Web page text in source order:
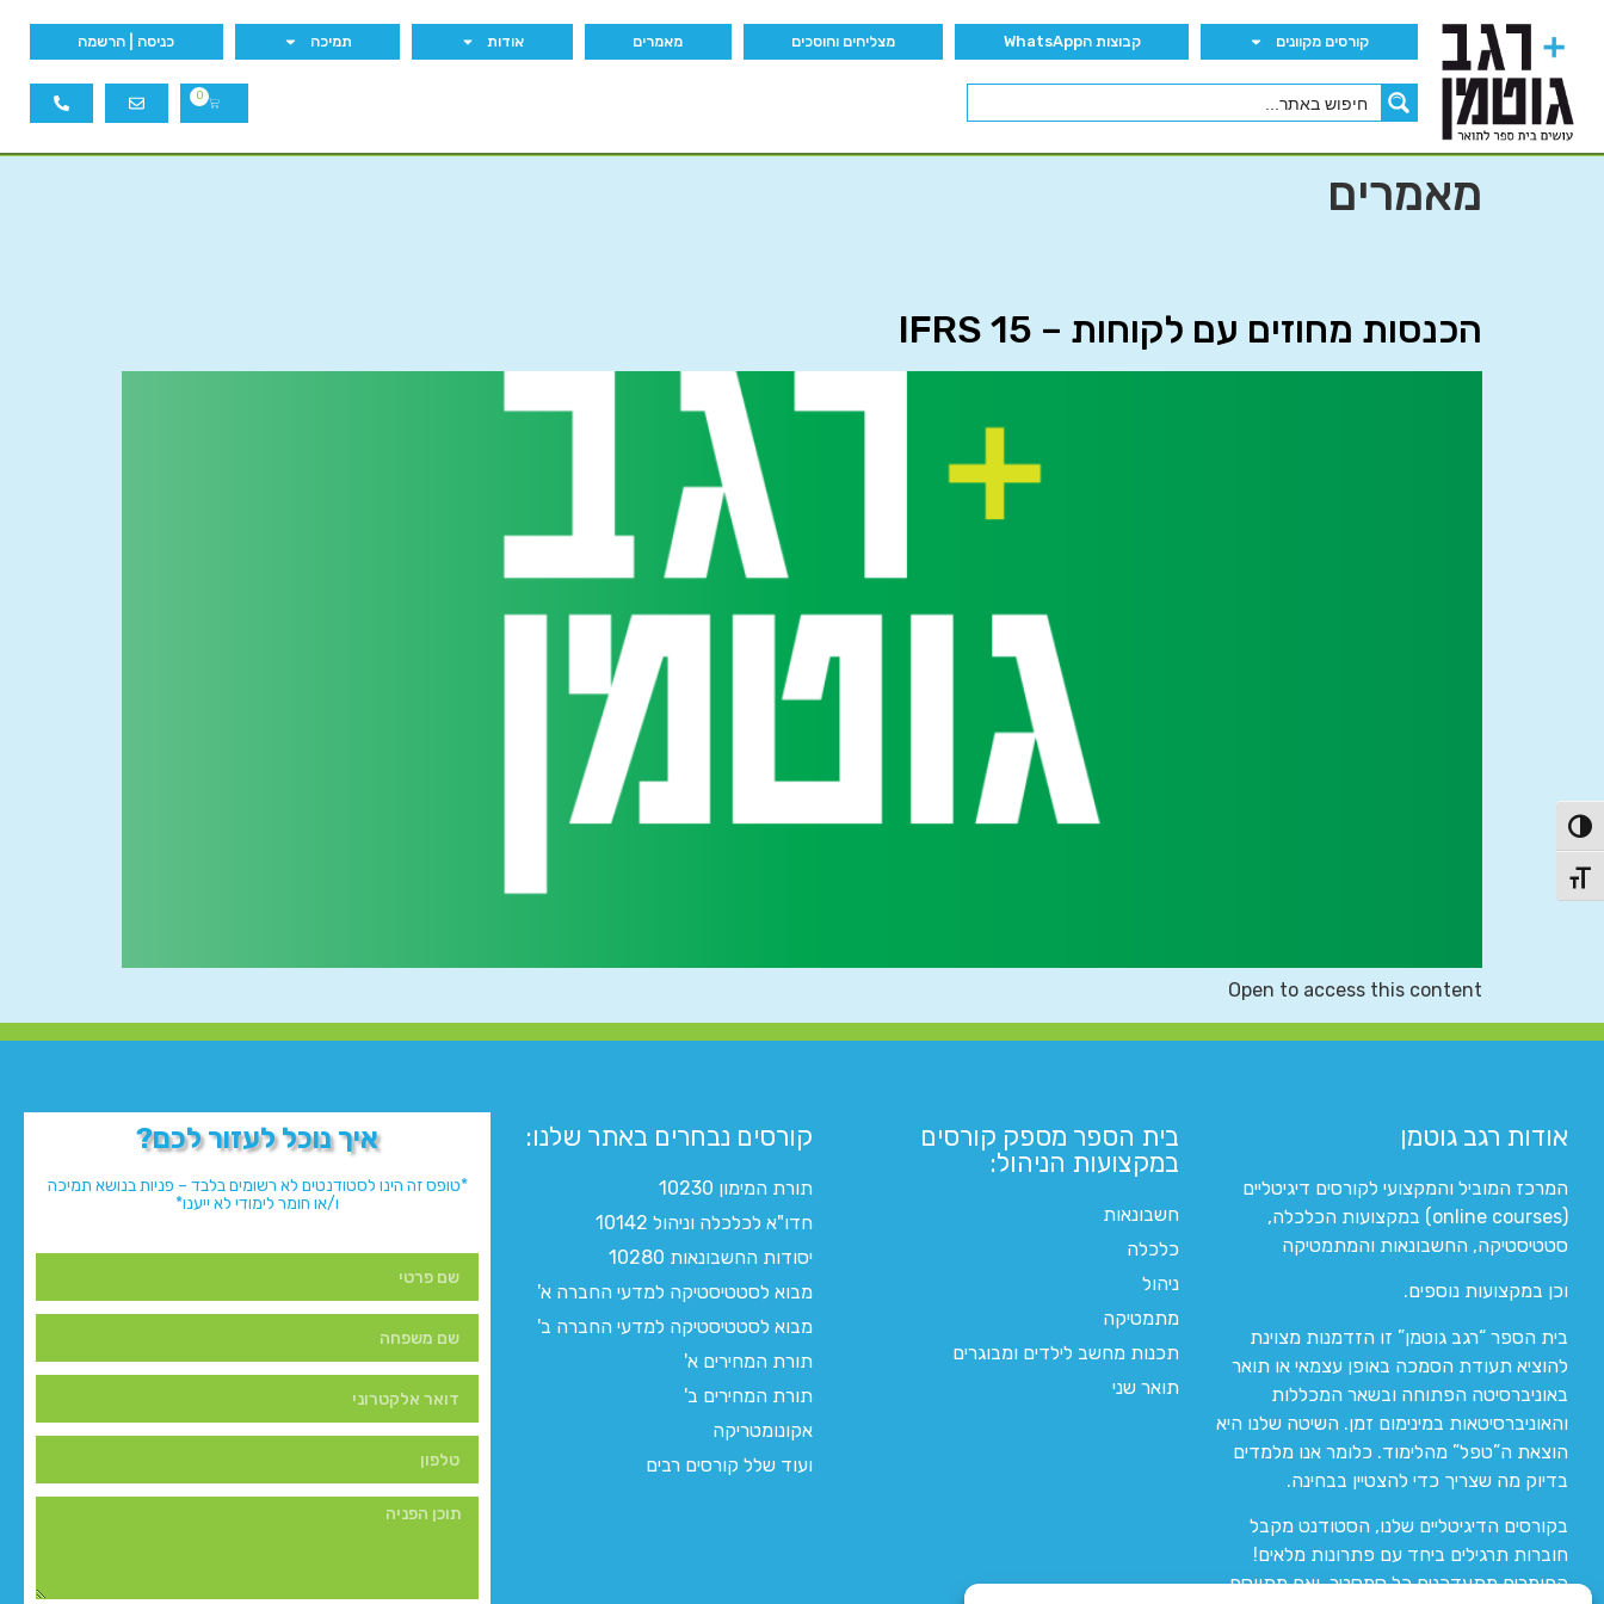
הפעל/כבה ניגודיות גבוהה
מתג גודל גופן
קורסים מקוונים קבוצות הWhatsApp מצליחים וחוסכים מאמרים אודות תמיכה כניסה | הרשמה
0
מאמרים
הכנסות מחוזים עם לקוחות – IFRS 15
Open to access this content
אודות רגב גוטמן
המרכז המוביל והמקצועי לקורסים דיגיטליים
(online courses) במקצועות הכלכלה,
סטטיסטיקה, החשבונאות והמתמטיקה
וכן במקצועות נוספים.
בית הספר “רגב גוטמן” זו הזדמנות מצוינת
להוציא תעודת הסמכה באופן עצמאי או תואר
באוניברסיטה הפתוחה ובשאר המכללות
והאוניברסיטאות במינימום זמן. השיטה שלנו היא
הוצאת ה”טפל” מהלימוד. כלומר אנו מלמדים
בדיוק מה שצריך כדי להצטיין בבחינה.
בקורסים הדיגיטליים שלנו, הסטודנט מקבל
חוברות תרגילים ביחד עם פתרונות מלאים!
החומרים מתעדכנים כל סמסטר, ואם מתווסף
בית הספר מספק קורסים
במקצועות הניהול:
חשבונאות
כלכלה
ניהול
מתמטיקה
תכנות מחשב לילדים ומבוגרים
תואר שני
קורסים נבחרים באתר שלנו:​
תורת המימון 10230
חדו"א לכלכלה וניהול 10142
יסודות החשבונאות 10280
מבוא לסטטיסטיקה למדעי החברה א'
מבוא לסטטיסטיקה למדעי החברה ב'
תורת המחירים א'
תורת המחירים ב'
אקונומטריקה
ועוד שלל קורסים רבים
איך נוכל לעזור לכם?
*טופס זה הינו לסטודנטים לא רשומים בלבד – פניות בנושא תמיכה
ו/או חומר לימודי לא ייענו*